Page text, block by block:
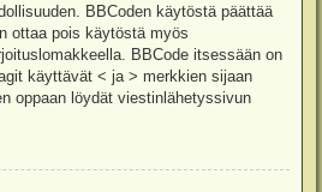
BBCoden käytöstä päättää
ottaa pois käytöstä myös
BBCode itsessään on
käyttävät < ja > merkkien sijaan
oppaan löydät viestinlähetyssivun